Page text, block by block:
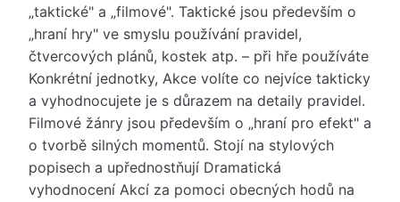
„taktické" a „filmové". Taktické jsou především o
„hraní hry" ve smyslu používání pravidel,
čtvercových plánů, kostek atp. – při hře používáte
Konkrétní jednotky, Akce volíte co nejvíce takticky
a vyhodnocujete je s důrazem na detaily pravidel.
Filmové žánry jsou především o „hraní pro efekt" a
o tvorbě silných momentů. Stojí na stylových
popisech a upřednostňují Dramatická
vyhodnocení Akcí za pomoci obecných hodů na